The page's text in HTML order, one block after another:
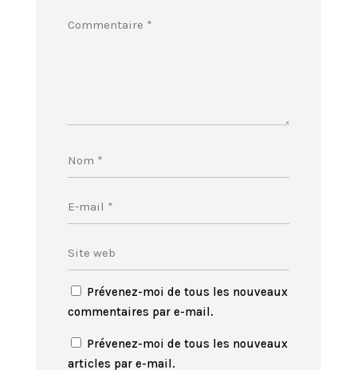
Prévenez-moi de tous les nouveaux
commentaires par e-mail.
Prévenez-moi de tous les nouveaux
articles par e-mail.